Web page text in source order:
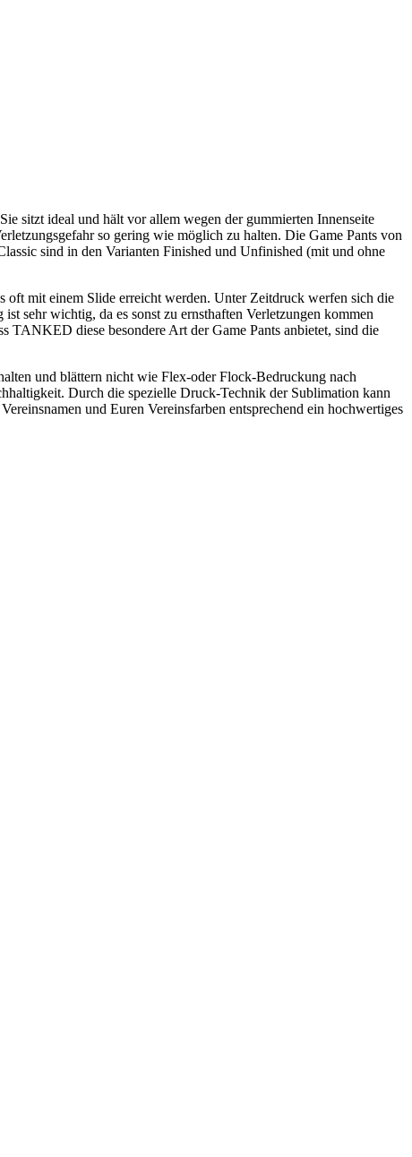
sitzt ideal und hält vor allem wegen der gummierten Innenseite
so gering wie möglich zu halten. Die Game Pants von
sind in den Varianten Finished und Unfinished (mit und ohne
oft mit einem Slide erreicht werden. Unter Zeitdruck werfen sich die
sehr wichtig, da es sonst zu ernsthaften Verletzungen kommen
TANKED diese besondere Art der Game Pants anbietet, sind die
und blättern nicht wie Flex-oder Flock-Bedruckung nach
Durch die spezielle Druck-Technik der Sublimation kann
und Euren Vereinsfarben entsprechend ein hochwertiges